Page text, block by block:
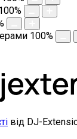
%
100%
від DJ-